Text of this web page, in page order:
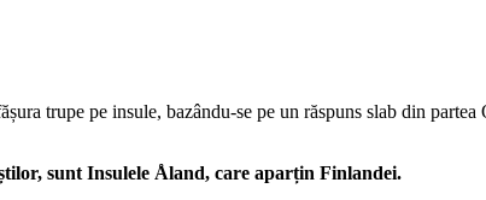
trupe pe insule, bazându-se pe un răspuns slab din partea
sunt Insulele Åland, care aparțin Finlandei.